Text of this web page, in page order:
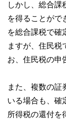
しかし、総合課
を得ることがで
を総合課税で確
ますが、住民税
お、住民税の申
また、複数の証
いる場合も、確
所得税の還付を